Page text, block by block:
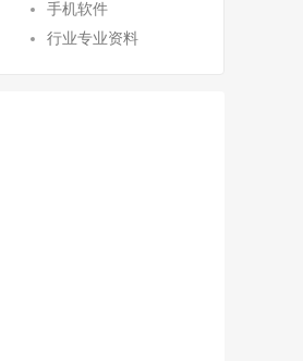
手机软件
行业专业资料